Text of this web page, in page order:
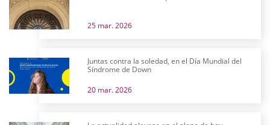
25 mar. 2026
Juntas contra la soledad, en el Día Mundial del
Síndrome de Down
20 mar. 2026